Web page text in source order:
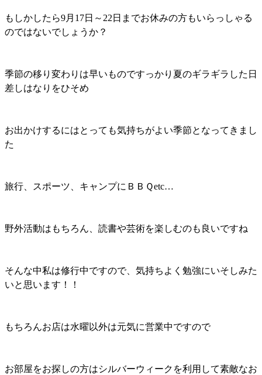
もしかしたら9月17日～22日までお休みの方もいらっしゃる
のではないでしょうか？
季節の移り変わりは早いものですっかり夏のギラギラした日
差しはなりをひそめ
お出かけするにはとっても気持ちがよい季節となってきまし
た
旅行、スポーツ、キャンプにＢＢＱetc…
野外活動はもちろん、読書や芸術を楽しむのも良いですね
そんな中私は修行中ですので、気持ちよく勉強にいそしみた
いと思います！！
もちろんお店は水曜以外は元気に営業中ですので
お部屋をお探しの方はシルバーウィークを利用して素敵なお